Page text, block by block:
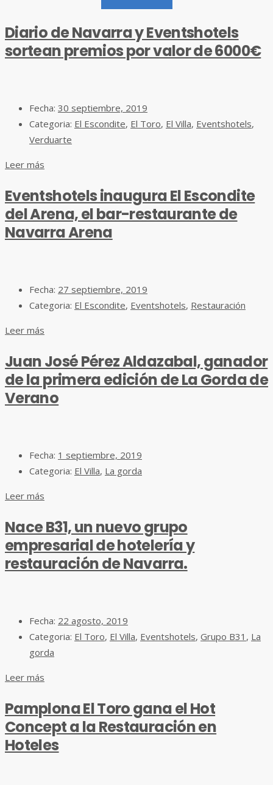
Diario de Navarra y Eventshotels
sortean premios por valor de 6000€
Fecha: 30 septiembre, 2019
Categoria: El Escondite, El Toro, El Villa, Eventshotels,
Verduarte
Leer más
Eventshotels inaugura El Escondite
del Arena, el bar-restaurante de
Navarra Arena
Fecha: 27 septiembre, 2019
Categoria: El Escondite, Eventshotels, Restauración
Leer más
Juan José Pérez Aldazabal, ganador
de la primera edición de La Gorda de
Verano
Fecha: 1 septiembre, 2019
Categoria: El Villa, La gorda
Leer más
Nace B31, un nuevo grupo
empresarial de hotelería y
restauración de Navarra.
Fecha: 22 agosto, 2019
Categoria: El Toro, El Villa, Eventshotels, Grupo B31 , La
gorda
Leer más
Pamplona El Toro gana el Hot
Concept a la Restauración en
Hoteles